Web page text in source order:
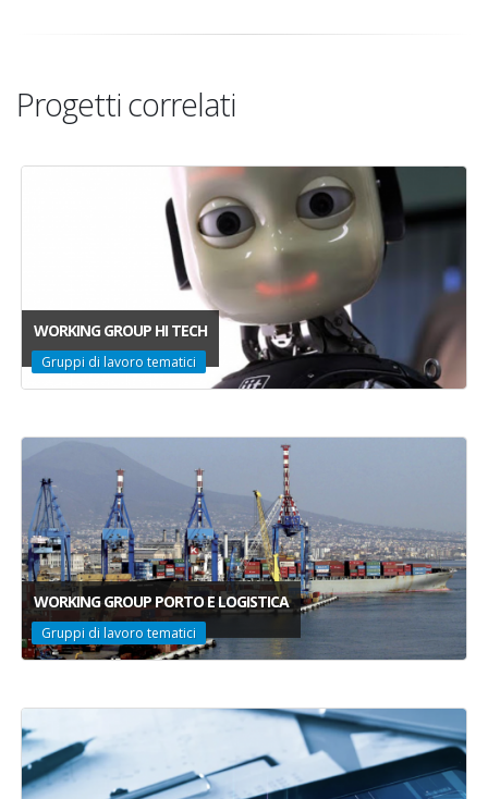
Progetti correlati
WORKING GROUP HI TECH
Gruppi di lavoro tematici
WORKING GROUP PORTO E LOGISTICA
Gruppi di lavoro tematici